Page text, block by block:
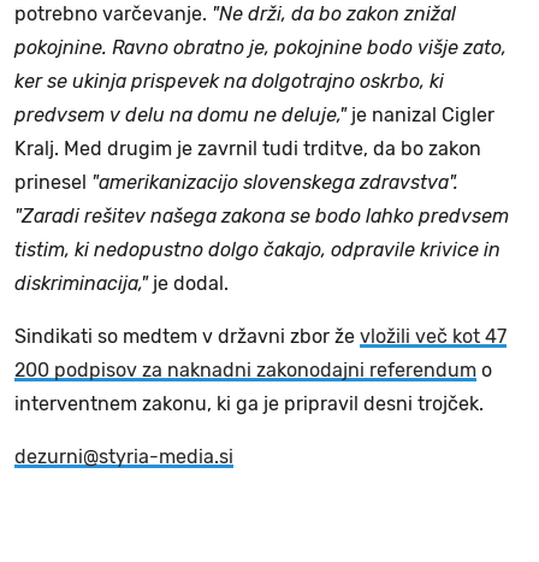
potrebno varčevanje. "Ne drži, da bo zakon znižal
pokojnine. Ravno obratno je, pokojnine bodo višje zato,
ker se ukinja prispevek na dolgotrajno oskrbo, ki
predvsem v delu na domu ne deluje,"je nanizal Cigler
Kralj. Med drugim je zavrnil tudi trditve, da bo zakon
prinesel "amerikanizacijo slovenskega zdravstva".
"Zaradi rešitev našega zakona se bodo lahko predvsem
tistim, ki nedopustno dolgo čakajo, odpravile krivice in
diskriminacija,"je dodal.
Sindikati so medtem v državni zbor že vložili več kot 47
200 podpisov za naknadni zakonodajni referendum o
interventnem zakonu, ki ga je pripravil desni trojček.
dezurni@styria-media.si